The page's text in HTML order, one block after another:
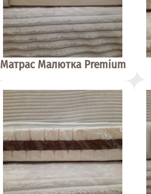
Матрас Малютка Premium